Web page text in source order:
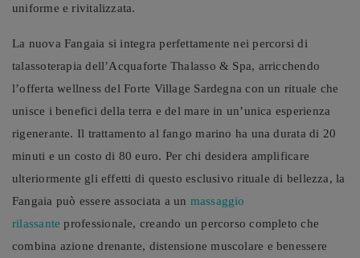
uniforme e rivitalizzata.
La nuova Fangaia si integra perfettamente nei percorsi di
talassoterapia dell’Acquaforte Thalasso & Spa, arricchendo
l’offerta wellness del Forte Village Sardegna con un rituale che
unisce i benefici della terra e del mare in un’unica esperienza
rigenerante. Il trattamento al fango marino ha una durata di 20
minuti e un costo di 80 euro. Per chi desidera amplificare
ulteriormente gli effetti di questo esclusivo rituale di bellezza, la
Fangaia può essere associata a un massaggio
rilassanteprofessionale, creando un percorso completo che
combina azione drenante, distensione muscolare e benessere